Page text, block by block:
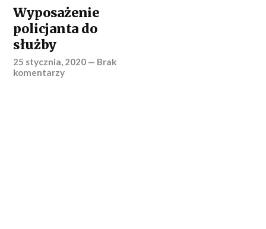
Wyposażenie
policjanta do
służby
25 stycznia, 2020 — Brak
komentarzy